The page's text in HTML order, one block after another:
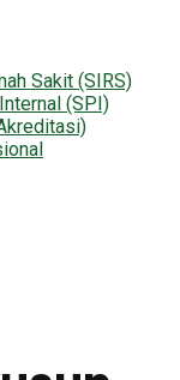
Sakit (SIRS)
(SPI)